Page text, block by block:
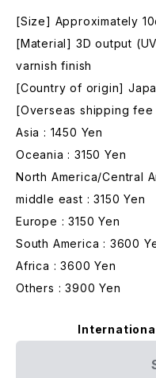
[Size] Approximately
[Material] 3D output
varnish finish
[Country of origin]
[Overseas shipping fee
Asia : 1450 Yen
Oceania : 3150 Yen
North America/Central
middle east : 3150 Yen
Europe : 3150 Yen
South America : 3600
Africa : 3600 Yen
Others : 3900 Yen